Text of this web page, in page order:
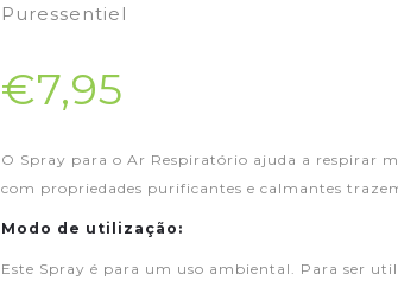
Puressentiel
€7,95
O Spray para o Ar Respiratório ajuda a respirar
com propriedades purificantes e calmantes
Modo de utilização:
Este Spray é para um uso ambiental. Para ser